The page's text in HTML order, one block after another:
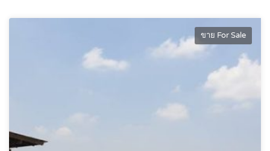
ขาย For Sale